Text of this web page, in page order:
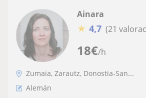
18€/h
Ainara
★ 4,7 (21
Zumaia, Zarautz, Donostia-San...
Alemán